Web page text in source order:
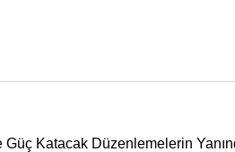
Katacak Düzenlemelerin